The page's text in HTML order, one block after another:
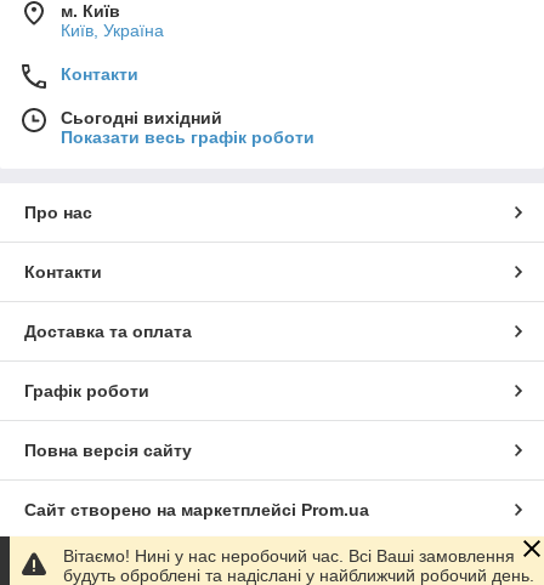
м. Київ
Київ, Україна
Контакти
Сьогодні вихідний
Показати весь графік роботи
Про нас
Контакти
Доставка та оплата
Графік роботи
Повна версія сайту
Сайт створено на маркетплейсі Prom.ua
Політика конфіденційності
Вітаємо! Нині у нас неробочий час. Всі Ваші замовлення
будуть оброблені та надіслані у найближчий робочий день.